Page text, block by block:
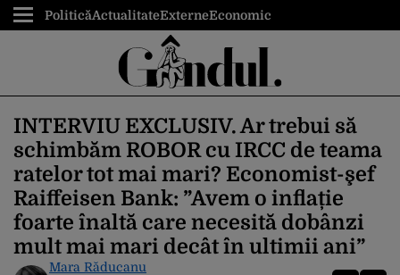
PoliticăActualitateExterneEconomic
INTERVIU EXCLUSIV. Ar trebui să
schimbăm ROBOR cu IRCC de teama
ratelor tot mai mari? Economist-şef
Raiffeisen Bank: ”Avem o inflație
foarte înaltă care necesită dobânzi
mult mai mari decât în ultimii ani”
Mara Răducanu